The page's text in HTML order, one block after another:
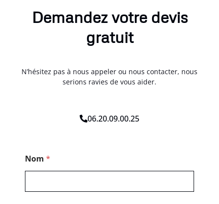
Demandez votre devis
gratuit
N’hésitez pas à nous appeler ou nous contacter, nous
serions ravies de vous aider.
06.20.09.00.25
Nom *